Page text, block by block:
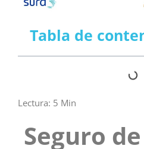
Tabla de
Lectura: 5 Min
Seguro de